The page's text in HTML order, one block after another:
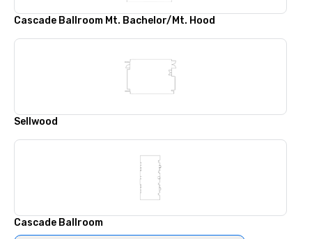
Cascade Ballroom Mt. Bachelor/Mt. Hood
Sellwood
Cascade Ballroom